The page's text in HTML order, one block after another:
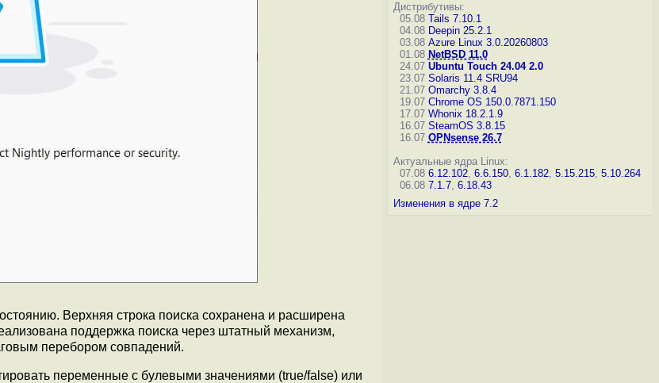
Верхняя строка поиска сохранена и расширена
поддержка поиска через штатный механизм,
перебором совпадений.
переменные с булевыми значениями (true/false) или
Дистрибутивы:
05.08 Tails 7.10.1
04.08 Deepin 25.2.1
03.08 Azure Linux 3.0.20260803
01.08 NetBSD 11.0
24.07 Ubuntu Touch 24.04 2.0
23.07 Solaris 11.4 SRU94
21.07 Omarchy 3.8.4
19.07 Chrome OS 150.0.7871.150
17.07 Whonix 18.2.1.9
16.07 SteamOS 3.8.15
16.07 OPNsense 26.7
Актуальные ядра Linux:
07.08 6.12.102, 6.6.150, 6.1.182, 5.15.215, 5.10.264
06.08 7.1.7, 6.18.43
Изменения в ядре 7.2